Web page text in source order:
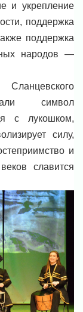
и укрепление
поддержка
поддержка
народов —
Сланцевского
символ
с лукошком,
силу,
и
славится